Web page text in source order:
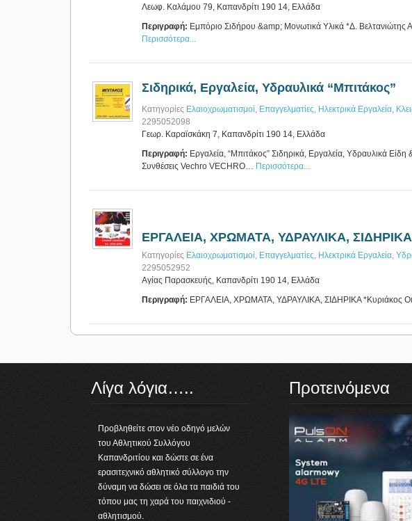
Λεωφ. Καλάμου 79, Καπανδρίτι 190 14, Ελλάδα
Περιγραφή: Εμπόριο Σιδήρου &amp; Μονωτικά Υλικά *Δ. Βελτανιώτης
Περισσότερα...
Σιδηρικά, Εργαλεία, Υδραυλικά “Μπιτάκος”
Κατηγορίες Ελαιοχρωματισμοί, Επαγγελματίες, Ηλεκτρικά Εργαλεία,
2295052098
Γεωρ. Καραϊσκάκη 7, Καπανδρίτι 190 14, Ελλάδα
Περιγραφή: Εργαλεία, “Μπιτάκος” Σιδηρικά, Εργαλεία, Υδραυλικά
Συνθέσεις Vechro VECHRO… Περισσότερα...
ΕΡΓΑΛΕΙΑ, ΧΡΩΜΑΤΑ, ΥΔΡΑΥΛΙΚΑ, ΣΙΔΗΡΙΚΑ
Κατηγορίες Ελαιοχρωματισμοί, Επαγγελματίες, Ηλεκτρικά Εργαλεία,
2295052952
Αγίας Παρασκευής, Καπανδρίτι 190 14, Ελλάδα
Περιγραφή: ΕΡΓΑΛΕΙΑ, ΧΡΩΜΑΤΑ, ΥΔΡΑΥΛΙΚΑ, ΣΙΔΗΡΙΚΑ *Κυριάκος
Λίγα λόγια…..
Προβληθείτε στον νέο οδηγό μελών
του Αθλητικού Συλλόγου
Καπανδριτίου και δώστε σε ένα
ερασιτεχνικό αθλητικό σύλλογο την
δύναμη να δώσει σε όλα τα παιδιά του
τόπου μας τη χαρά του παιχνιδιού -
αθλητισμού.
Προτεινόμενα